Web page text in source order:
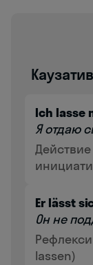
Ich lasse
Я отдаю
Er lässt
Он не
lassen)